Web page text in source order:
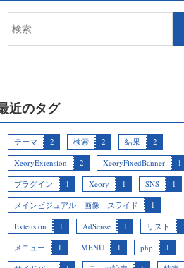
近のタグ
テーマ 2 検索 2 結果
2
XeoryExtension
2 XeoryFixedBanner
1
プラグイン
1 Xeory 1 SNS
1
メインビジュアル 画像 スライド
1
Extension
1 AdSense 1 リスト
メニュー
1 MENU 1 php
1